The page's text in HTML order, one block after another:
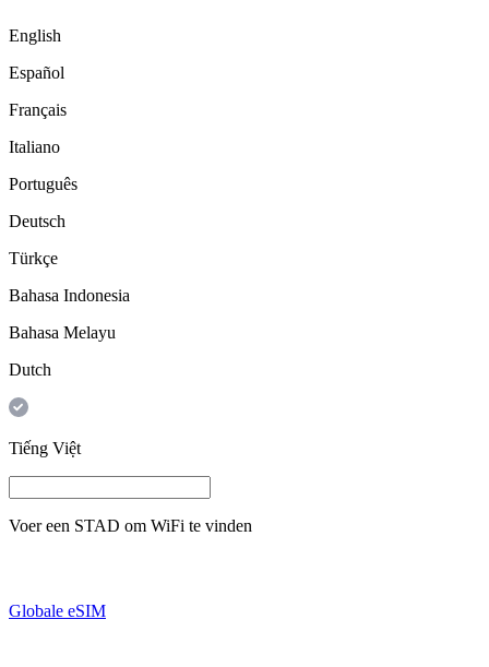
English
Español
Français
Italiano
Português
Deutsch
Türkçe
Bahasa Indonesia
Bahasa Melayu
Dutch
Tiếng Việt
Voer een STAD om WiFi te vinden
Globale eSIM